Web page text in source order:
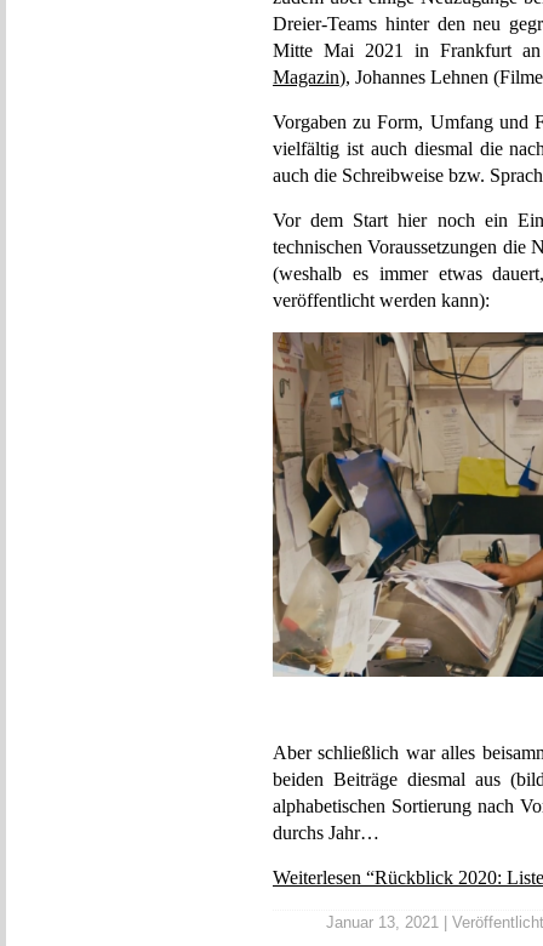
Dreier-Teams hinter den neu
Mitte Mai 2021 in Frankfurt
Magazin), Johannes Lehnen
Vorgaben zu Form, Umfang und
vielfältig ist auch diesmal die
auch die Schreibweise bzw.
Vor dem Start hier noch ein
technischen Voraussetzungen die
(weshalb es immer etwas
veröffentlicht werden kann):
Aber schließlich war alles
beiden Beiträge diesmal aus
alphabetischen Sortierung nach
durchs Jahr…
Weiterlesen “Rückblick 2020:
Januar 13, 2021 |